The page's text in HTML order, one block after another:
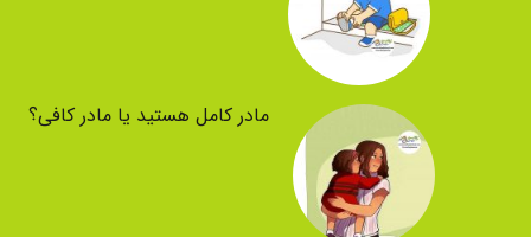
مادر کامل هستید یا مادر کافی؟